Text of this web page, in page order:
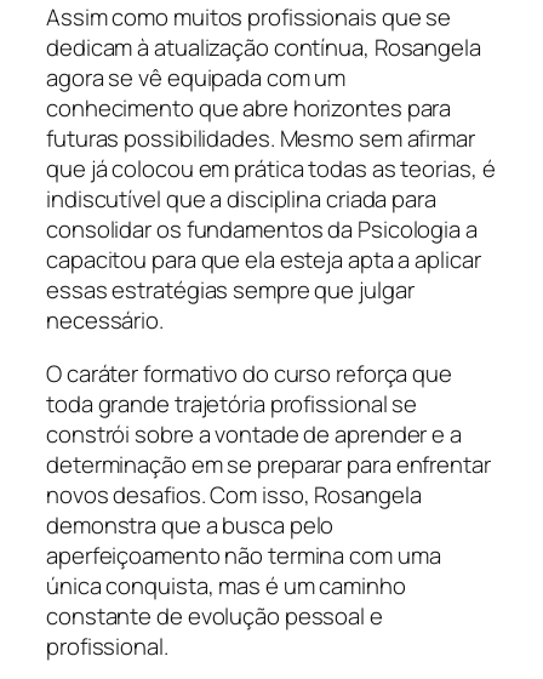
Assim como muitos profissionais que se
dedicam à atualização contínua, Rosangela
agora se vê equipada com um
conhecimento que abre horizontes para
futuras possibilidades. Mesmo sem afirmar
que já colocou em prática todas as teorias, é
indiscutível que a disciplina criada para
consolidar os fundamentos da Psicologia a
capacitou para que ela esteja apta a aplicar
essas estratégias sempre que julgar
necessário.
O caráter formativo do curso reforça que
toda grande trajetória profissional se
constrói sobre a vontade de aprender e a
determinação em se preparar para enfrentar
novos desafios. Com isso, Rosangela
demonstra que a busca pelo
aperfeiçoamento não termina com uma
única conquista, mas é um caminho
constante de evolução pessoal e
profissional.